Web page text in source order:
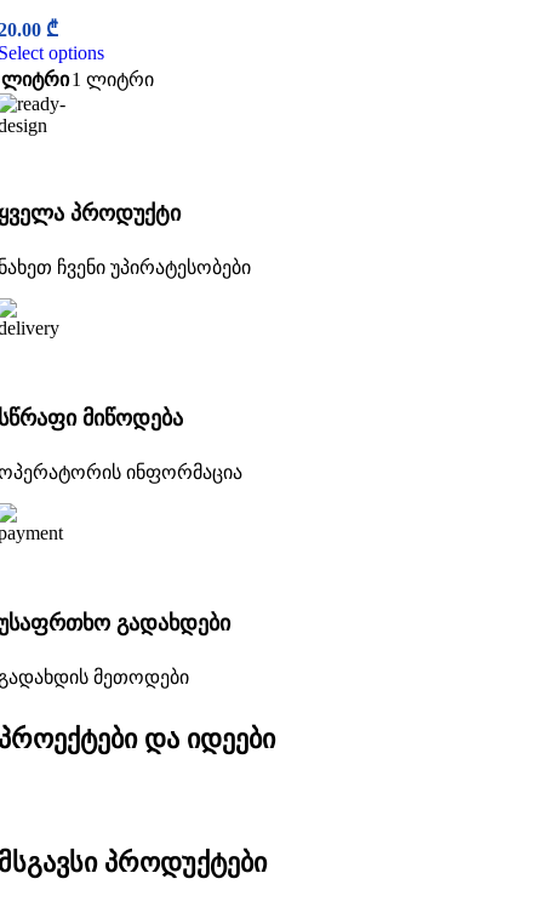
₾
options
ლიტრი1 ლიტრი
პროდუქტი
ჩვენი უპირატესობები
მიწოდება
ინფორმაცია
გადახდები
მეთოდები
და იდეები
პროდუქტები